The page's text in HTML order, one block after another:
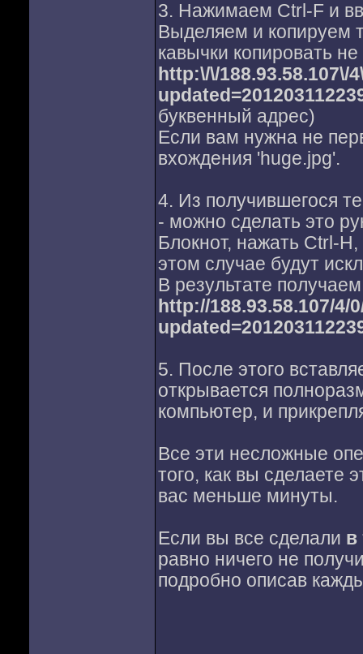
3. Нажимаем Ctrl-F и
Выделяем и копируем
кавычки копировать
http:\/\/188.93.58.107\/
буквенный адрес)
Если вам нужна не
вхождения 'huge.jpg'.
4. Из получившегося
- можно сделать это
Блокнот, нажать Ctrl-
этом случае будут
В результате
http://188.93.58.107/4/
5. После этого
открывается
компьютер, и
Все эти несложные
того, как вы сделаете
вас меньше минуты.
Если вы все сделали в
равно ничего не
подробно описав